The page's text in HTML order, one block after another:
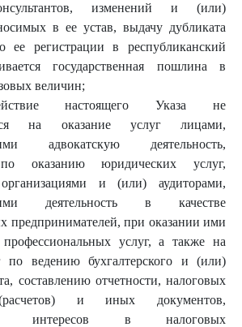
изменений и (или)
в ее устав, выдачу дубликата
о ее регистрации в республиканский
государственная пошлина в
величин;
настоящего Указа не
на оказание услуг лицами,
адвокатскую деятельность,
по оказанию юридических услуг,
и (или) аудиторами,
деятельность в качестве
предпринимателей, при оказании ими
услуг, а также на
по ведению бухгалтерского и (или)
составлению отчетности, налоговых
и иных документов,
интересов в налоговых